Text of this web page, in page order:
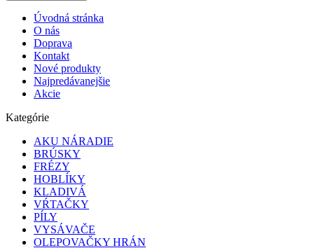
Úvodná stránka
O nás
Doprava
Kontakt
Nové produkty
Najpredávanejšie
Akcie
Kategórie
AKU NÁRADIE
BRÚSKY
FRÉZY
HOBLÍKY
KLADIVÁ
VŔTAČKY
PÍLY
VYSÁVAČE
OLEPOVAČKY HRÁN